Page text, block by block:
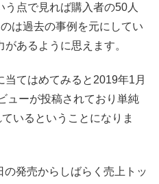
点で見れば購入者の50人
は過去の事例を元にしてい
あるように思えます。
てはめてみると2019年1月
ューが投稿されており単純
いるということになりま
発売からしばらく売上トッ